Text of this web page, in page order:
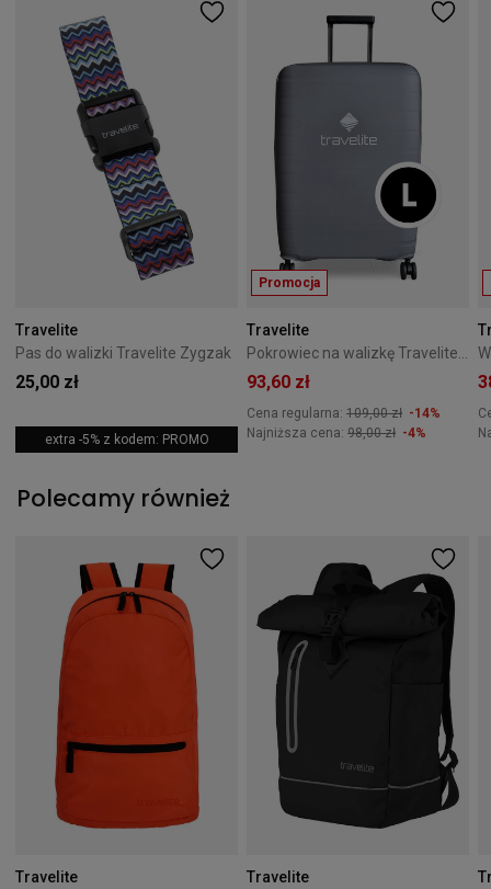
Travelite
Pas do walizki Travelite Zygzak
25,00 zł
extra -5% z kodem: PROMO
Promocja
Travelite
93,60 zł
Cena regularna: 109,00 zł -14%
Najniższa cena: 98,00 zł -4%
Polecamy również
Travelite
Travelite